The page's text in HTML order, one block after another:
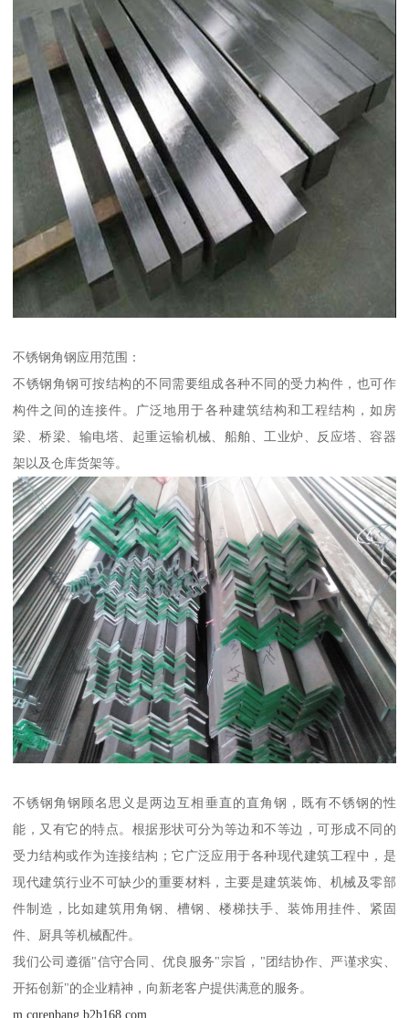
不锈钢角钢应用范围：
不锈钢角钢可按结构的不同需要组成各种不同的受力构件，也可作
构件之间的连接件。广泛地用于各种建筑结构和工程结构，如房
梁、桥梁、输电塔、起重运输机械、船舶、工业炉、反应塔、容器
架以及仓库货架等。
不锈钢角钢顾名思义是两边互相垂直的直角钢，既有不锈钢的性
能，又有它的特点。根据形状可分为等边和不等边，可形成不同的
受力结构或作为连接结构；它广泛应用于各种现代建筑工程中，是
现代建筑行业不可缺少的重要材料，主要是建筑装饰、机械及零部
件制造，比如建筑用角钢、槽钢、楼梯扶手、装饰用挂件、紧固
件、厨具等机械配件。
我们公司遵循"信守合同、优良服务"宗旨，"团结协作、严谨求实、
开拓创新"的企业精神，向新老客户提供满意的服务。
m.cqrenbang.b2b168.com